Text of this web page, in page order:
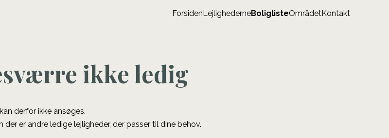
ForsidenLejlighederneBoliglisteOmrådetKontakt
ikke ledig
derfor ikke ansøges.
er andre ledige lejligheder, der passer til dine behov.